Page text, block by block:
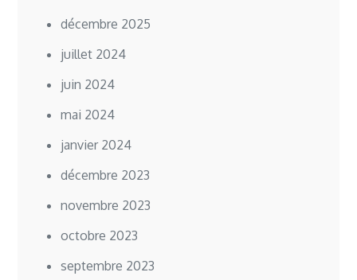
décembre 2025
juillet 2024
juin 2024
mai 2024
janvier 2024
décembre 2023
novembre 2023
octobre 2023
septembre 2023